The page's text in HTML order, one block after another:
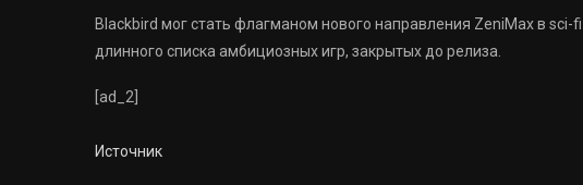
Blackbird мог стать флагманом нового направления ZeniMax в sci-
длинного списка амбициозных игр, закрытых до релиза.
[ad_2]
Источник